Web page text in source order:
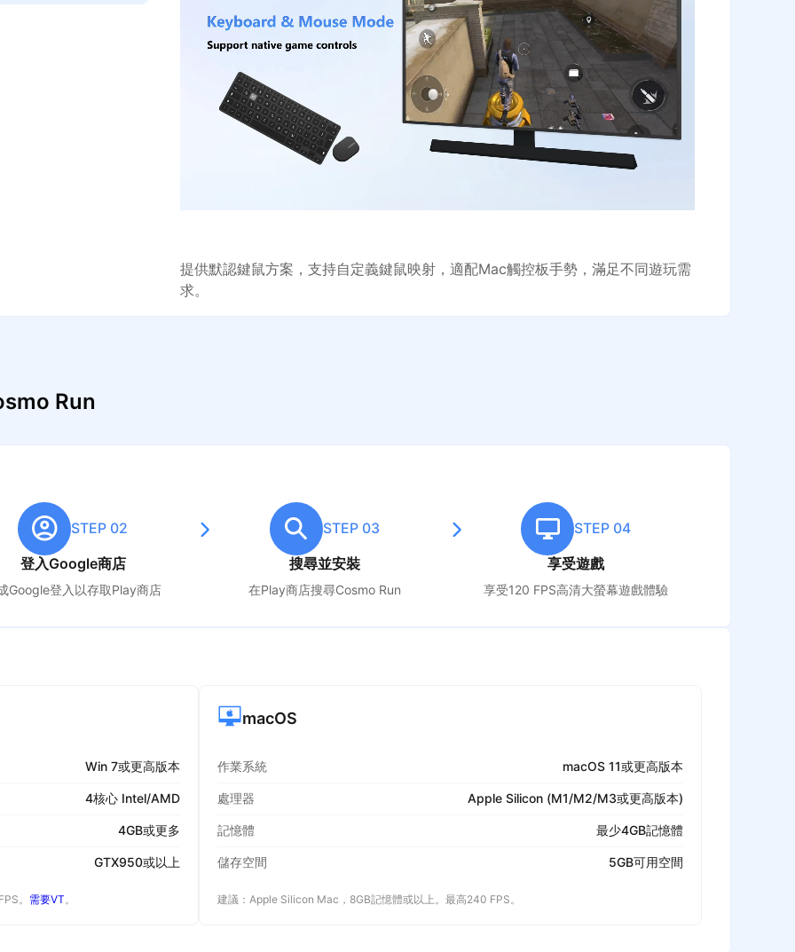
提供默認鍵鼠方案，支持自定義鍵鼠映射，適配Mac觸控板手勢，滿足不同遊玩需
求。
Run
STEP 02
登入Google商店
Google登入以存取Play商店
STEP 03
搜尋並安裝
在Play商店搜尋Cosmo Run
STEP 04
享受遊戲
享受120 FPS高清大螢幕遊戲體驗
Win 7或更高版本
4核心 Intel/AMD
4GB或更多
GTX950或以上
。 需要VT 。
macOS
作業系統 macOS 11或更高版本
處理器 Apple Silicon (M1/M2/M3或更高版本)
記憶體 最少4GB記憶體
儲存空間 5GB可用空間
建議：Apple Silicon Mac，8GB記憶體或以上。最高240 FPS。